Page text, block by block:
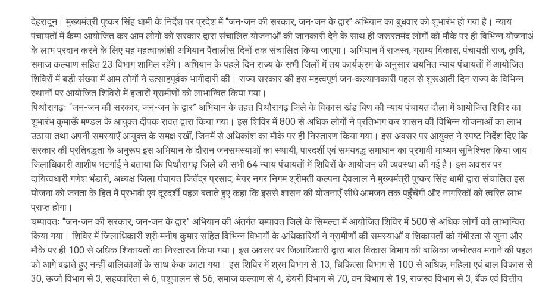
देहरादून। मुख्यमंत्री पुष्कर सिंह धामी के निर्देश पर प्रदेश में ‘‘जन-जन की सरकार, जन-जन के द्वार’’ अभियान का बुधवार को शुभारंभ हो गया है। न्याय
पंचायतों में कैम्प आयोजित कर आम लोगों को सरकार द्वारा संचालित योजनाओं की जानकारी देने के साथ ही जरूरतमंद लोगों को मौके पर ही विभिन्न
के लाभ प्रदान करने के लिए यह महत्वाकांक्षी अभियान पैंतालीस दिनों तक संचालित किया जाएगा। अभियान में राजस्व, ग्राम्य विकास, पंचायती राज, कृषि,
समाज कल्याण सहित 23 विभाग शामिल रहेंगे। अभियान के पहले दिन राज्य के सभी जिलों में तय कार्यक्रम के अनुसार चयनित न्याय पंचायतों में आयोजित
शिविरों में बड़ी संख्या में आम लोगों ने उत्साहपूर्वक भागीदारी की। राज्य सरकार की इस महत्वपूर्ण जन-कल्याणकारी पहल से शुरूआती दिन राज्य के विभिन्न
स्थानों पर आयोजित शिविरों में हजारों ग्रामीणों को लाभान्वित किया गया।
पिथौरागढ़ः “जन-जन की सरकार, जन-जन के द्वार” अभियान के तहत पिथौरागढ़ जिले के विकास खंड बिण की न्याय पंचायत दौला में आयोजित शिविर का
शुभारंभ कुमाऊँ मण्डल के आयुक्त दीपक रावत द्वारा किया गया। इस शिविर में 800 से अधिक लोगों ने प्रतिभाग कर शासन की विभिन्न योजनाओं का लाभ
उठाया तथा अपनी समस्याएँ आयुक्त के समक्ष रखीं, जिनमें से अधिकांश का मौके पर ही निस्तारण किया गया। इस अवसर पर आयुक्त ने स्पष्ट निर्देश दिए कि
सरकार की प्रतिबद्धता के अनुरूप इस अभियान के दौरान जनसमस्याओं का स्थायी, पारदर्शी एवं समयबद्ध समाधान का प्रभावी माध्यम सुनिश्चित किया जाय।
जिलाधिकारी आशीष भटगांई ने बताया कि पिथौरागढ़ जिले की सभी 64 न्याय पंचायतों में शिविरों के आयोजन की व्यवस्था की गई है। इस अवसर पर
दायित्वधारी गणेश भंडारी, अध्यक्ष जिला पंचायत जितेंद्र प्रसाद, मेयर नगर निगम श्रीमती कल्पना देवलाल ने मुख्यमंत्री पुष्कर सिंह धामी द्वारा संचालित इस
योजना को जनता के हित में प्रभावी एवं दूरदर्शी पहल बताते हुए कहा कि इससे शासन की योजनाएँ सीधे आमजन तक पहुँचेंगी और नागरिकों को त्वरित लाभ
प्राप्त होगा।
चम्पावतः “जन-जन की सरकार, जन-जन के द्वार” अभियान की अंतर्गत चम्पावत जिले के सिमल्टा में आयोजित शिविर में 500 से अधिक लोगों को लाभान्वित
किया गया। शिविर में जिलाधिकारी श्री मनीष कुमार सहित विभिन्न विभागों के अधिकारियों ने ग्रामीणों की समस्याओं व शिकायतों को गंभीरता से सुना और
मौके पर ही 100 से अधिक शिकायतों का निस्तारण किया गया। इस अवसर पर जिलाधिकारी द्वारा बाल विकास विभाग की बालिका जन्मोत्सव मनाने की पहल
को आगे बढाते हुए नन्हीं बालिकाओं के साथ केक काटा गया। इस शिविर में श्रम विभाग से 13, चिकित्सा विभाग से 100 से अधिक, महिला एवं बाल विकास से
30, ऊर्जा विभाग से 3, सहकारिता से 6, पशुपालन से 56, समाज कल्याण से 4, डेयरी विभाग से 70, वन विभाग से 19, राजस्व विभाग से 3, बैंक एवं वित्तीय